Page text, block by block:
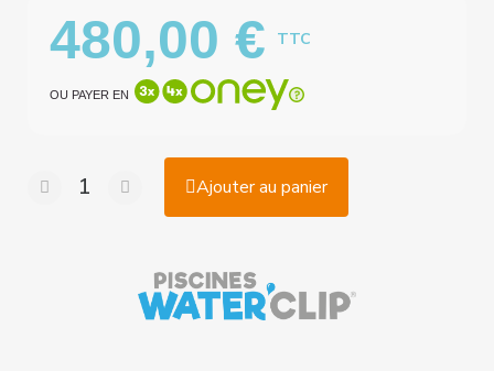
480,00 € TTC
OU PAYER EN
Ajouter au panier